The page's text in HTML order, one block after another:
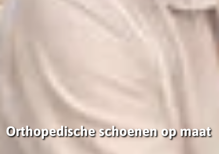
Orthopedische schoenen op maat